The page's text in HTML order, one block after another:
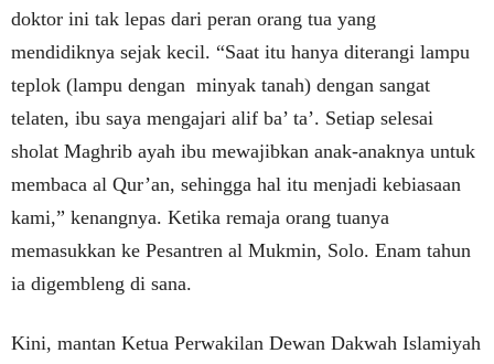
doktor ini tak lepas dari peran orang tua yang
mendidiknya sejak kecil. “Saat itu hanya diterangi lampu
teplok (lampu dengan minyak tanah) dengan sangat
telaten, ibu saya mengajari alif ba’ ta’. Setiap selesai
sholat Maghrib ayah ibu mewajibkan anak-anaknya untuk
membaca al Qur’an, sehingga hal itu menjadi kebiasaan
kami,” kenangnya. Ketika remaja orang tuanya
memasukkan ke Pesantren al Mukmin, Solo. Enam tahun
ia digembleng di sana.
Kini, mantan Ketua Perwakilan Dewan Dakwah Islamiyah